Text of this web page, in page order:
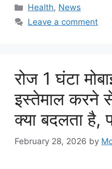
Categories
Health, News
Leave a comment
रोज 1 घंटा
इस्तेमाल करने
क्या बदलता है,
February 28, 2026 by